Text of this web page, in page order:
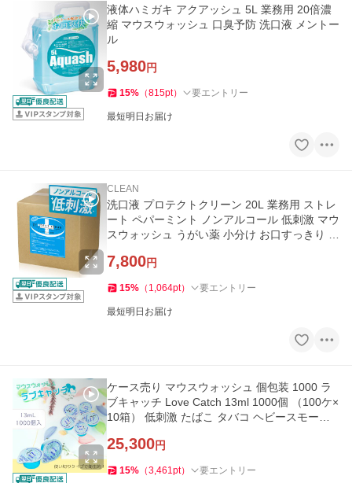
液体ハミガキ アクアッシュ 5L 業務用 20倍濃
縮 マウスウォッシュ 口臭予防 洗口液 メントー
ル
5,980円
15% （815pt） 要エントリー
最短明日お届け
CLEAN
洗口液 プロテクトクリーン 20L 業務用 ストレ
ート ペパーミント ノンアルコール 低刺激 マウ
スウォッシュ うがい薬 小分け お口すっきり 洗
7,800円
15% （ 1,064pt） 要エントリー
最短明日お届け
ケース売り マウスウォッシュ 個包装 1000 ラ
ブキャッチ Love Catch 13ml 1000個 （100ケ×
10箱） 低刺激 たばこ タバコ ヘビースモーカ
25,300円
15% （3,461pt） 要エントリー